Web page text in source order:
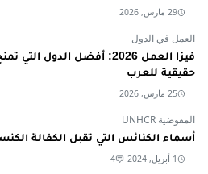
29 مارس, 2026
العمل في الدول
فيزا العمل 2026: أفضل الدول
حقيقية للعرب
25 مارس, 2026
المفوضية UNHCR
أسماء الكنائس التي تقبل الكفالة
1 أبريل, 2024 4